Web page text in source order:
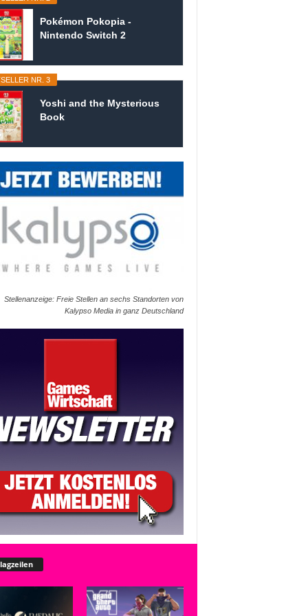
Pokémon Pokopia -
Nintendo Switch 2
NR. 3
Yoshi and the Mysterious
Book
Stellenanzeige: Freie Stellen an sechs Standorten von
Kalypso Media in ganz Deutschland